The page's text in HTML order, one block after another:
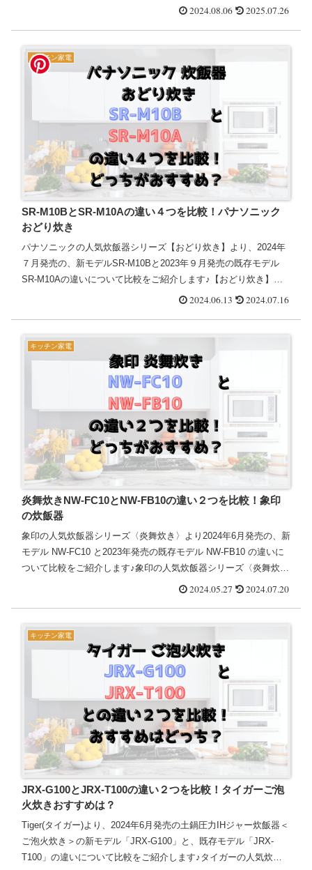
ソニックのこだわりが詰まった調理家... 2024.08.06 2025.07.26
キッチン家電
SR-M10BとSR-M10Aの違い４つを比較！パナソニック
おどり炊き
パナソニックの人気炊飯器シリーズ【おどり炊き】より、2024年
７月発売の、新モデルSR-M10Bと2023年９月発売の既存モデル
SR-M10Aの違いについて比較をご紹介します♪【おどり炊き】の
新モデルSR-M10Bと既存モデルSR-M10A...2024.06.13 2024.07.16
キッチン家電
炎舞炊きNW-FC10とNW-FB10の違い２つを比較！象印
の炊飯器
象印の人気炊飯器シリーズ〈炎舞炊き〉より2024年6月発売の、新
モデル NW-FC10 と2023年発売の既存モデル NW-FB10 の違いに
ついて比較をご紹介します♪象印の人気炊飯器シリーズ〈炎舞炊
き〉は、「鉄(くろがね仕込み)豪炎かまど...2024.05.27 2024.07.20
キッチン家電
JRX-G100とJRX-T100の違い２つを比較！タイガーご泡
火炊きおすすめは？
Tiger(タイガー)より、2024年6月発売の土鍋圧力IHジャー炊飯器＜
ご泡火炊き＞の新モデル「JRX-G100」と、既存モデル「JRX-
T100」の違いについて比較をご紹介します♪タイガーの人気炊飯